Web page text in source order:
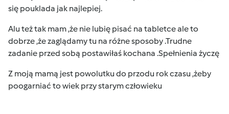
się pouklada jak najlepiej.
Alu też tak mam ,że nie lubię pisać na tabletce ale to
dobrze ,że zaglądamy tu na różne sposoby .Trudne
zadanie przed sobą postawiłaś kochana .Spełnienia życzę
Z moją mamą jest powolutku do przodu rok czasu ,żeby
poogarniać to wiek przy starym człowieku